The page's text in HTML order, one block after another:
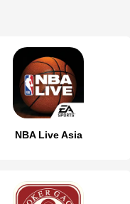
NBA Live Asia